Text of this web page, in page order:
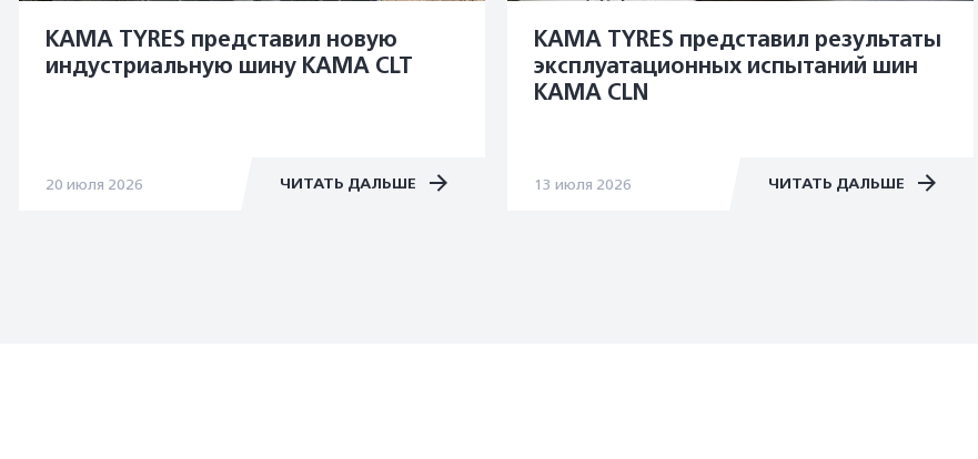
KAMA TYRES представил новую
индустриальную шину KAMA CLT
20 июля 2026 ЧИТАТЬ ДАЛЬШЕ
KAMA TYRES представил результаты
эксплуатационных испытаний шин
KAMA CLN
13 июля 2026 ЧИТАТЬ ДАЛЬШЕ